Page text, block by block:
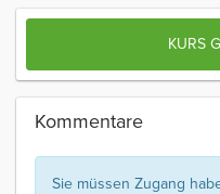
KURS
Kommentare
Sie müssen Zugang